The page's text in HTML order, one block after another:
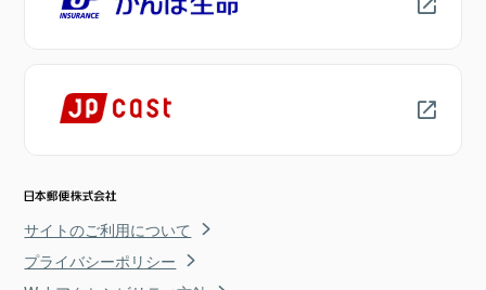
サイトのご利用について
プライバシーポリシー